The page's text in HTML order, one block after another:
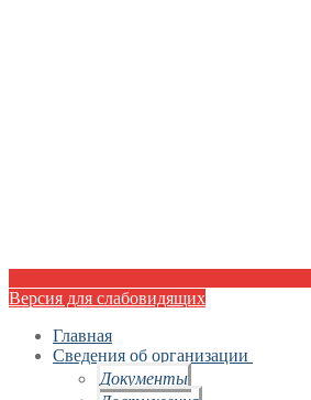
Версия для слабовидящих
Главная
Сведения об организации
Документы